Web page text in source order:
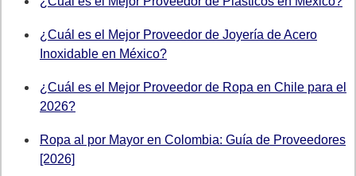
¿Cuál es el Mejor Proveedor de Joyería de Acero
Inoxidable en México?
¿Cuál es el Mejor Proveedor de Ropa en Chile para el
2026?
Ropa al por Mayor en Colombia: Guía de Proveedores
[2026]